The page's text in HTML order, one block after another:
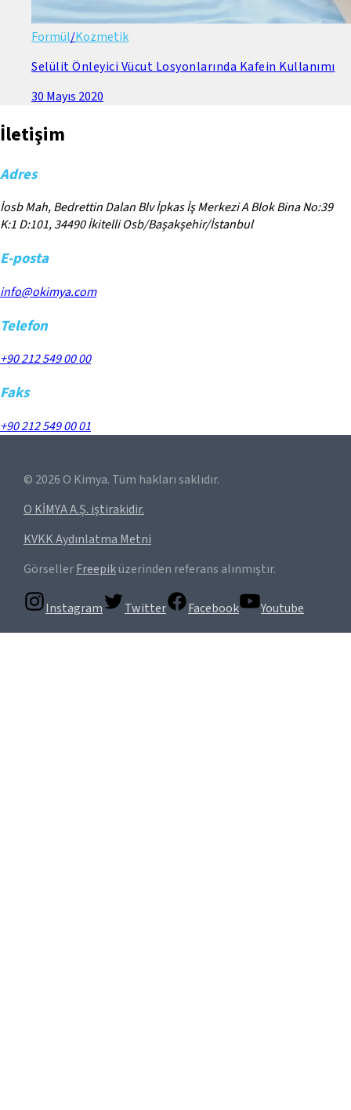
Formül/Kozmetik
Selülit Önleyici Vücut Losyonlarında Kafein Kullanımı
30 Mayıs 2020
İletişim
Adres
İosb Mah, Bedrettin Dalan Blv İpkas İş Merkezi A Blok Bina No:39
K:1 D:101, 34490 İkitelli Osb/Başakşehir/İstanbul
E-posta
info@okimya.com
Telefon
+90 212 549 00 00
Faks
+90 212 549 00 01
© 2026 O Kimya. Tüm hakları saklıdır.
O KİMYA A.Ş. iştirakidir.
KVKK Aydınlatma Metni
GörsellerFreepiküzerinden referans alınmıştır.
Instagram Twitter Facebook Youtube